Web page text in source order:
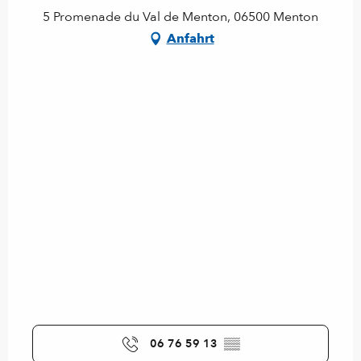
5 Promenade du Val de Menton, 06500 Menton
Anfahrt
06 76 59 13 ▒▒